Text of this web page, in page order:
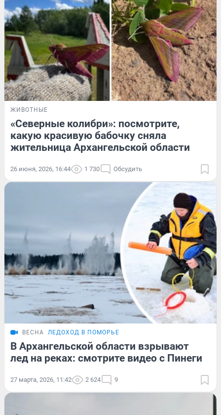
ЖИВОТНЫЕ
«Северные колибри»: посмотрите,
какую красивую бабочку сняла
жительница Архангельской области
26 июня, 2026, 16:44 1 730 Обсудить
ВЕСНА ЛЕДОХОД В ПОМОРЬЕ
В Архангельской области взрывают
лед на реках: смотрите видео с Пинеги
27 марта, 2026, 11:42 2 624 9